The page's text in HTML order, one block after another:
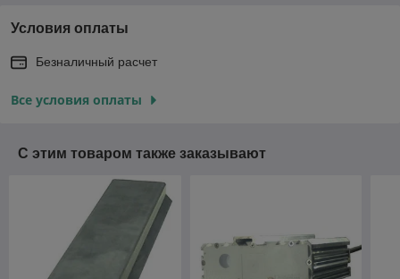
Условия оплаты
Безналичный расчет
Все условия оплаты
С этим товаром также заказывают